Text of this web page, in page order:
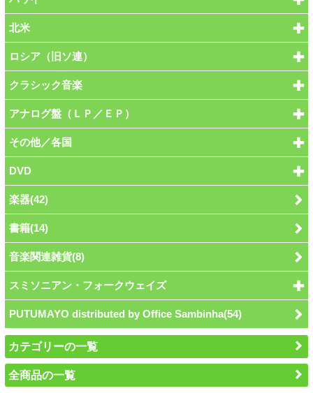
北米
ロシア（旧ソ連）
クラシック音楽
アナログ盤（ＬＰ／ＥＰ）
その他／各国
DVD
楽器(42)
書籍(14)
音楽関連雑貨(8)
スミソニアン・フォークウェイズ
PUTUMAYO distributed by Office Sambinha(54)
カテゴリーの一覧
全商品の一覧